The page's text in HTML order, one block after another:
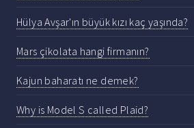
Hülya Avşar'ın büyük kızı kaç yaşında?
Mars çikolata hangi firmanın?
Kajun baharatı ne demek?
Why is Model S called Plaid?